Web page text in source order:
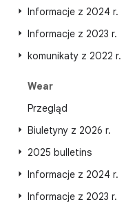
Informacje z 2024 r.
Informacje z 2023 r.
komunikaty z 2022 r.
Wear
Przegląd
Biuletyny z 2026 r.
2025 bulletins
Informacje z 2024 r.
Informacje z 2023 r.